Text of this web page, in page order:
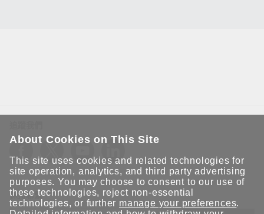
保持聯繫
About Cookies on This Site
This site uses cookies and related technologies for
site operation, analytics, and third party advertising
purposes. You may choose to consent to our use of
these technologies, reject non-essential
technologies, or further manage your preferences.